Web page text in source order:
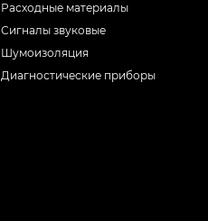
Расходные материалы
Сигналы звуковые
Шумоизоляция
Диагностические приборы